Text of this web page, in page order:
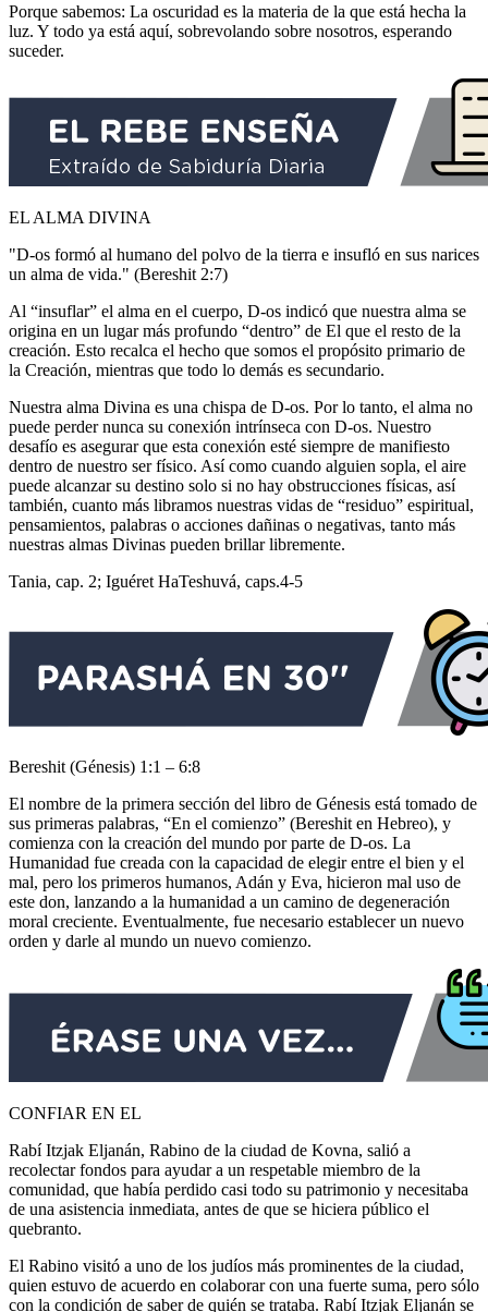
Porque sabemos: La oscuridad es la materia de la que está hecha la
luz. Y todo ya está aquí, sobrevolando sobre nosotros, esperando
suceder.
EL ALMA DIVINA
"D-os formó al humano del polvo de la tierra e insufló en sus narices
un alma de vida." (Bereshit 2:7)
Al “insuflar” el alma en el cuerpo, D-os indicó que nuestra alma se
origina en un lugar más profundo “dentro” de El que el resto de la
creación. Esto recalca el hecho que somos el propósito primario de
la Creación, mientras que todo lo demás es secundario.
Nuestra alma Divina es una chispa de D-os. Por lo tanto, el alma no
puede perder nunca su conexión intrínseca con D-os. Nuestro
desafío es asegurar que esta conexión esté siempre de manifiesto
dentro de nuestro ser físico. Así como cuando alguien sopla, el aire
puede alcanzar su destino solo si no hay obstrucciones físicas, así
también, cuanto más libramos nuestras vidas de “residuo” espiritual,
pensamientos, palabras o acciones dañinas o negativas, tanto más
nuestras almas Divinas pueden brillar libremente.
Tania, cap. 2; Iguéret HaTeshuvá, caps.4-5
Bereshit (Génesis) 1:1 – 6:8
El nombre de la primera sección del libro de Génesis está tomado de
sus primeras palabras, “En el comienzo” (Bereshit en Hebreo), y
comienza con la creación del mundo por parte de D-os. La
Humanidad fue creada con la capacidad de elegir entre el bien y el
mal, pero los primeros humanos, Adán y Eva, hicieron mal uso de
este don, lanzando a la humanidad a un camino de degeneración
moral creciente. Eventualmente, fue necesario establecer un nuevo
orden y darle al mundo un nuevo comienzo.
CONFIAR EN EL
Rabí Itzjak Eljanán, Rabino de la ciudad de Kovna, salió a
recolectar fondos para ayudar a un respetable miembro de la
comunidad, que había perdido casi todo su patrimonio y necesitaba
de una asistencia inmediata, antes de que se hiciera público el
quebranto.
El Rabino visitó a uno de los judíos más prominentes de la ciudad,
quien estuvo de acuerdo en colaborar con una fuerte suma, pero sólo
con la condición de saber de quién se trataba. Rabí Itzjak Eljanán se